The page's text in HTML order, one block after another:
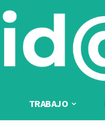
TRABAJO